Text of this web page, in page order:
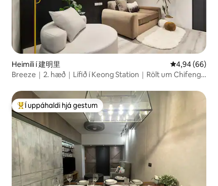
Heimili í 建明里 4,94 af 5 í
4,94 (66)
Breeze｜2. hæð｜Lífið í Keong Station｜Rölt um Chifeng
verslun｜Flugvallalestin
Í mestu uppáhaldi hjá gestum
Í uppáhaldi hjá gestum